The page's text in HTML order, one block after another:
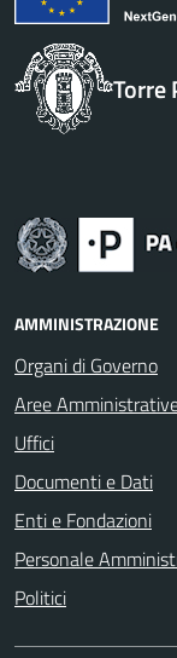
Torre
AMMINISTRAZIONE
Organi di Governo
Aree
Uffici
Documenti e Dati
Enti e Fondazioni
Personale
Politici